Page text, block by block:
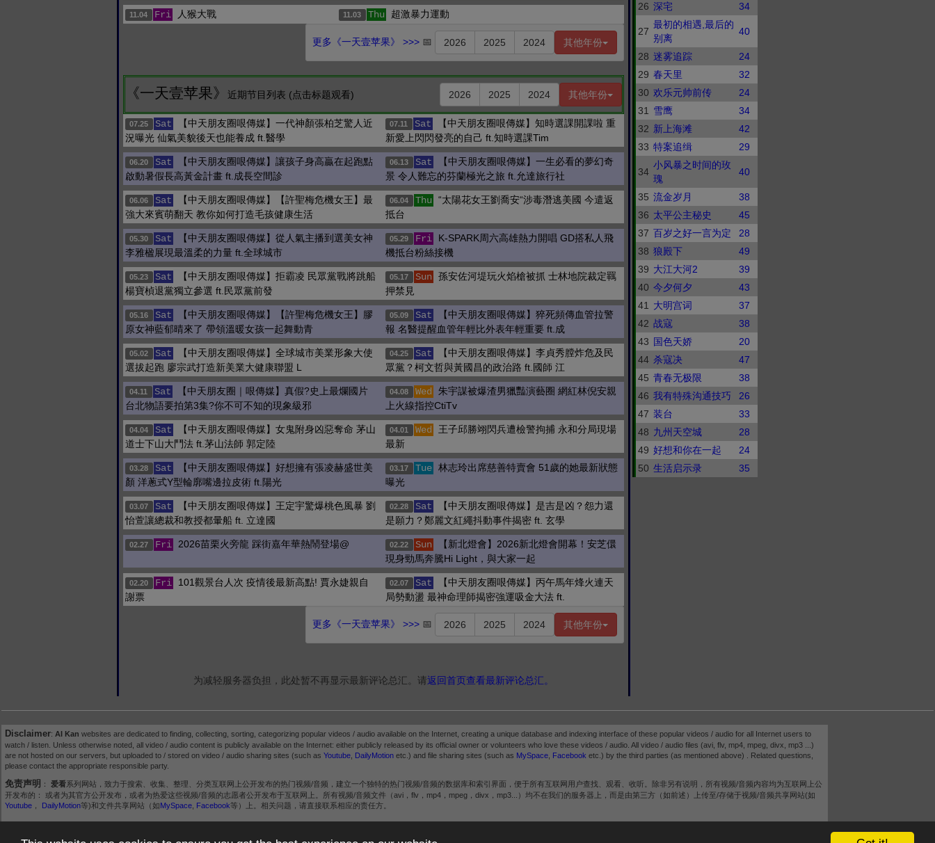
11.04 Fri 人猴大戰 11.03 Thu 超激暴力運動
更多《一天壹苹果》 >>> 📅 2026 2025 2024 其他年份
《一天壹苹果》 近期节目列表 (点击标题观看) 2026 2025 2024 其他年份
07.25 Sat
【中天朋友圈哏傳媒】一代神顏張柏芝驚人近
況曝光 仙氣美貌後天也能養成 ft.醫學
07.11 Sat
【中天朋友圈哏傳媒】知時選課開課啦 重
新愛上閃閃發亮的自己 ft.知時選課Tim
06.20 Sat
【中天朋友圈哏傳媒】讓孩子身高贏在起跑點
啟動暑假長高黃金計畫 ft.成長空間診
06.13 Sat
【中天朋友圈哏傳媒】一生必看的夢幻奇
景 令人難忘的芬蘭極光之旅 ft.允達旅行社
06.06 Sat
【中天朋友圈哏傳媒】【許聖梅危機女王】最
強大來賓萌翻天 教你如何打造毛孩健康生活
06.04 Thu
“太陽花女王劉喬安“涉毒潛逃美國 今遣返
抵台
05.30 Sat
【中天朋友圈哏傳媒】從人氣主播到選美女神
李雅楹展現最溫柔的力量 ft.全球城市
05.29 Fri
K-SPARK周六高雄熱力開唱 GD搭私人飛
機抵台粉絲接機
05.23 Sat
【中天朋友圈哏傳媒】拒霸凌 民眾黨戰將跳船
楊寶楨退黨獨立參選 ft.民眾黨前發
05.17 Sun
孫安佐河堤玩火焰槍被抓 士林地院裁定羈
押禁見
05.16 Sat
【中天朋友圈哏傳媒】【許聖梅危機女王】膠
原女神藍郁晴來了 帶領溫暖女孩一起舞動青
05.09 Sat
【中天朋友圈哏傳媒】猝死頻傳血管拉警
報 名醫提醒血管年輕比外表年輕重要 ft.成
05.02 Sat
【中天朋友圈哏傳媒】全球城市美業形象大使
選拔起跑 廖宗武打造新美業大健康聯盟 L
04.25 Sat
【中天朋友圈哏傳媒】李貞秀膛炸危及民
眾黨？柯文哲與黃國昌的政治路 ft.國師 江
04.11 Sat
【中天朋友圈｜哏傳媒】真假?史上最爛國片
台北物語要拍第3集?你不可不知的現象級邪
04.08 Wed
朱宇謀被爆渣男獵豔演藝圈 網紅林倪安親
上火線指控CtiTv
04.04 Sat
【中天朋友圈哏傳媒】女鬼附身凶惡奪命 茅山
道士下山大鬥法 ft.茅山法師 郭定陸
04.01 Wed
王子邱勝翊閃兵遭檢警拘捕 永和分局現場
最新
03.28 Sat
【中天朋友圈哏傳媒】好想擁有張凌赫盛世美
顏 洋蔥式Y型輪廓嘴邊拉皮術 ft.陽光
03.17 Tue 林志玲出席慈善特賣會 51歲的她最新狀態
曝光
03.07 Sat
【中天朋友圈哏傳媒】王定宇驚爆桃色風暴 劉
怡萱讓總裁和教授都暈船 ft. 立達國
02.28 Sat
【中天朋友圈哏傳媒】是吉是凶？怨力還
是願力？鄭麗文紅繩抖動事件揭密 ft. 玄學
02.27 Fri 2026苗栗火旁龍 踩街嘉年華熱鬧登場@ 02.22 Sun
【新北燈會】2026新北燈會開幕！安芝儇
現身勁馬奔騰Hi Light，與大家一起
02.20 Fri
101觀景台人次 疫情後最新高點! 賈永婕親自
謝票
02.07 Sat
【中天朋友圈哏傳媒】丙午馬年烽火連天
局勢動盪 最神命理師揭密強運吸金大法 ft.
更多《一天壹苹果》 >>> 📅 2026 2025 2024 其他年份
为减轻服务器负担，此处暂不再显示最新评论总汇。请返回首页查看最新评论总汇。
26 深宅 34
27
最初的相遇,最后的
别离
40
28 迷雾追踪
24
29 春天里
32
30 欢乐元帅前传
24
31
雪鹰
34
32 新上海滩
42
33 特案追缉 29
34
小风暴之时间的玫
瑰
40
35 流金岁月
38
36 太平公主秘史
45
37 百岁之好一言为定
28
38 狼殿下
49
39 大江大河2
39
40 今夕何夕
43
41
大明宫词
37
42 战寇
38
43 国色天娇
20
44 杀寇决
47
45 青春无极限
38
46 我有特殊沟通技巧
26
47 装台
33
48 九州天空城
28
49 好想和你在一起
24
50 生活启示录 35
Disclaimer: AI Kan websites are dedicated to finding, collecting, sorting, categorizing popular videos / audio available on the Internet, creating a unique database and indexing interface of these popular videos / audio for all Internet users to
watch / listen. Unless otherwise noted, all video / audio content is publicly available on the Internet: either publicly released by its official owner or volunteers who love these videos / audio. All video / audio files (avi, flv, mp4, mpeg, divx, mp3 ...)
are not hosted on our servers, but uploaded to / stored on video / audio sharing sites (such as Youtube DailyMotion etc.) and file sharing sites (such as MySpace Facebook etc.) by the third parties (as mentioned above) . Related questions,
please contact the appropriate responsible party.
免责声明 ： 爱看系列网站，致力于搜索、收集、整理、分类互联网上公开发布的热门视频/音频，建立一个独特的热门视频/音频的数据库和索引界面，便于所有互联网用户查找、观看、收听。除非另有说明，所有视频/音频内容均为互联网上公
开发布的： 或者为其官方公开发布，或者为热爱这些视频/音频的志愿者公开发布于互联网上。所有视频/音频文件（avi，flv，mp4，mpeg，divx，mp3...）均不在我们的服务器上，而是由第三方（如前述）上传至/存储于视频/音频共享网站(如
Youtube
DailyMotion等)和文件共享网站（如MySpace Facebook等）上。相关问题，请直接联系相应的责任方。